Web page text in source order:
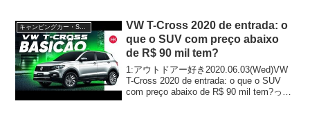
キャンピングカー・SUV人気車種
VW T-Cross 2020 de entrada: o
que o SUV com preço abaixo
de R$ 90 mil tem?
1:アウトドアー好き2020.06.03(Wed)VW
T-Cross 2020 de entrada: o que o SUV
com preço abaixo de R$ 90 mil tem?って